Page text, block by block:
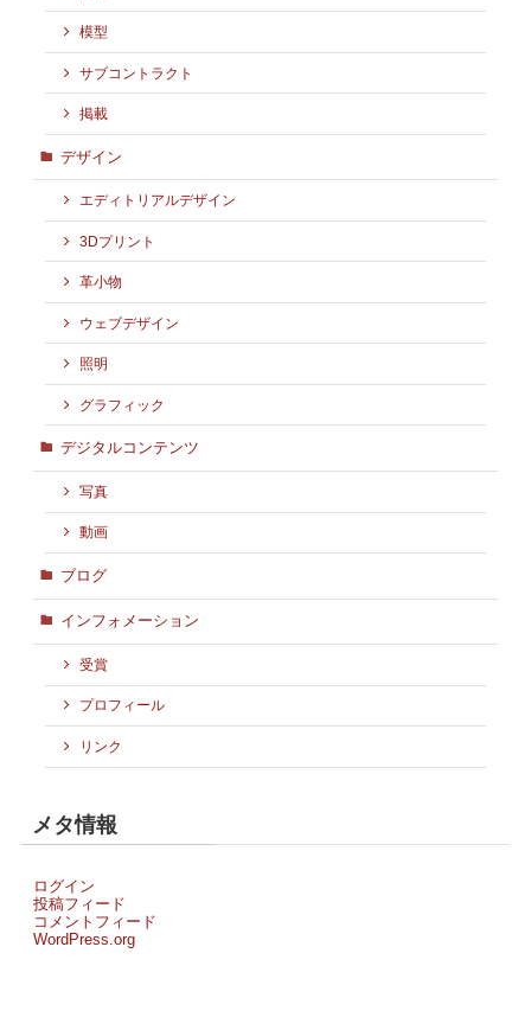
模型
サブコントラクト
掲載
デザイン
エディトリアルデザイン
3Dプリント
革小物
ウェブデザイン
照明
グラフィック
デジタルコンテンツ
写真
動画
ブログ
インフォメーション
受賞
プロフィール
リンク
メタ情報
ログイン
投稿フィード
コメントフィード
WordPress.org